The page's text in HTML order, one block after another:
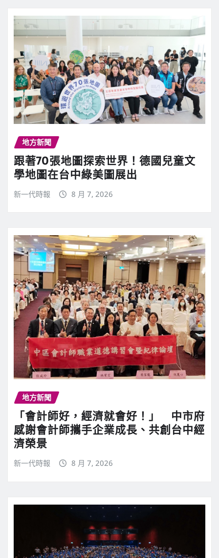
地方新聞
跟著70張地圖探索世界！德國兒童文
學地圖在台中綠美圖展出
新一代時報 8 月 7, 2026
地方新聞
「會計師好，經濟就會好！」 中市府
感謝會計師攜手企業成長、共創台中經
濟榮景
新一代時報 8 月 7, 2026